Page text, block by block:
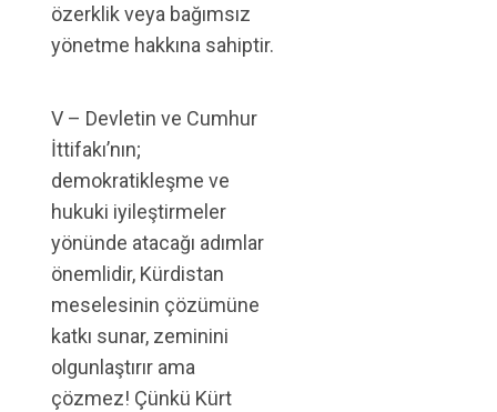
özerklik veya bağımsız
yönetme hakkına sahiptir.
V – Devletin ve Cumhur
İttifakı’nın;
demokratikleşme ve
hukuki iyileştirmeler
yönünde atacağı adımlar
önemlidir, Kürdistan
meselesinin çözümüne
katkı sunar, zeminini
olgunlaştırır ama
çözmez! Çünkü Kürt